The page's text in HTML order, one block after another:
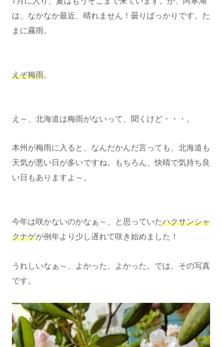
は、なかなか最近、晴れません！曇りばっかりです。た
まに霧雨。
えぞ梅雨。
え～、北海道は梅雨がないって、聞くけど・・・。
本州が梅雨に入ると、なんだかんだ言っても、北海道も
天気が悪い日が多いですね。もちろん、快晴で気持ち良
い日もありますよ～。
今年は咲かないのかなぁ～、と思っていたハクサンシャ
クナゲが例年より少し遅れて咲き始めました！
うれしいなぁ～、よかった、よかった。では、その写真
です。